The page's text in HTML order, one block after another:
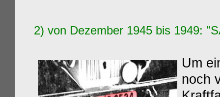
2) von Dezember 1945 bis 1949: "
Um
noch